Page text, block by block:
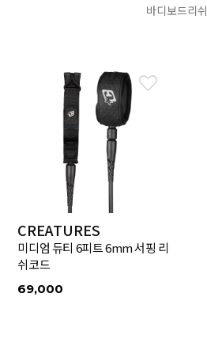
바디보드리쉬
CREATURES
미디엄 듀티 6피트 6mm 서핑 리
쉬코드
69,000